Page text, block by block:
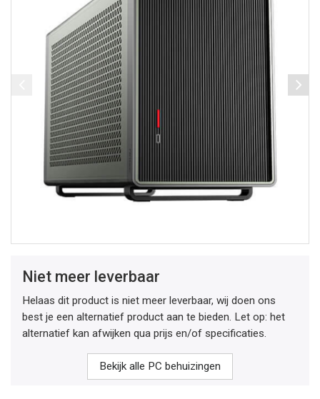
Niet meer leverbaar
Helaas dit product is niet meer leverbaar, wij doen ons
best je een alternatief product aan te bieden. Let op: het
alternatief kan afwijken qua prijs en/of specificaties.
Bekijk alle PC behuizingen